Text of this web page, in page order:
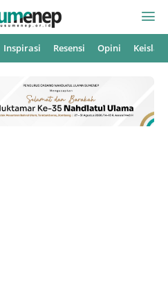
Inspirasi Resensi Opini